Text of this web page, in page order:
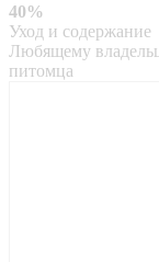
40%
Уход и содержание
Любящему
питомца